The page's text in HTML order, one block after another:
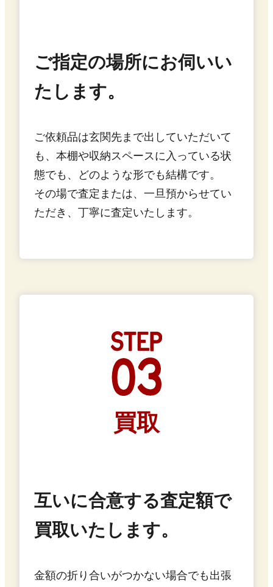
ご指定の場所にお伺いい
たします。
ご依頼品は玄関先まで出していただいて
も、本棚や収納スペースに入っている状
態でも、どのような形でも結構です。
その場で査定または、一旦預からせてい
ただき、丁寧に査定いたします。
買取
互いに合意する査定額で
買取いたします。
金額の折り合いがつかない場合でも出張